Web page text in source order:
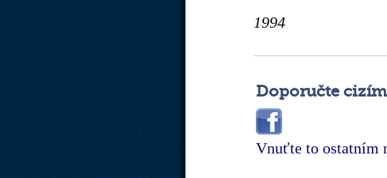
1994
Doporučte
Vnuťte to ostatním